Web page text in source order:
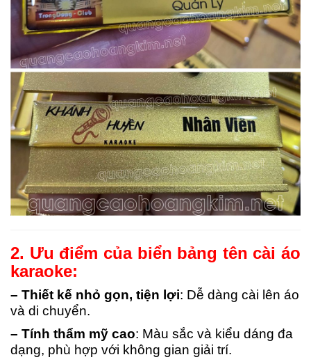
2. Ưu điểm của biển bảng tên cài áo
karaoke:
– Thiết kế nhỏ gọn, tiện lợi: Dễ dàng cài lên áo
và di chuyển.
– Tính thẩm mỹ cao: Màu sắc và kiểu dáng đa
dạng, phù hợp với không gian giải trí.